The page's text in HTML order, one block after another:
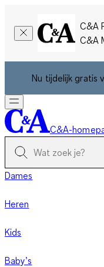
C&A
C&A
Nu tijdelijk gratis
C&A-
Dames
Heren
Kids
Baby’s